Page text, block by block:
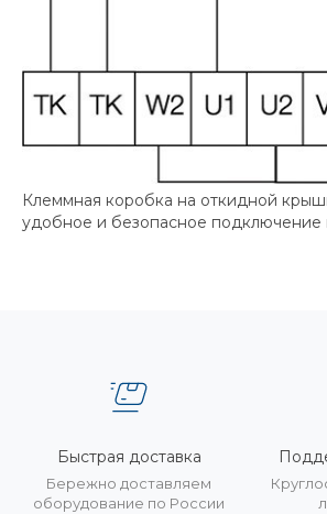
Клеммная коробка на откидной
удобное и безопасное подключение
Быстрая доставка
Бережно доставляем
оборудование по России